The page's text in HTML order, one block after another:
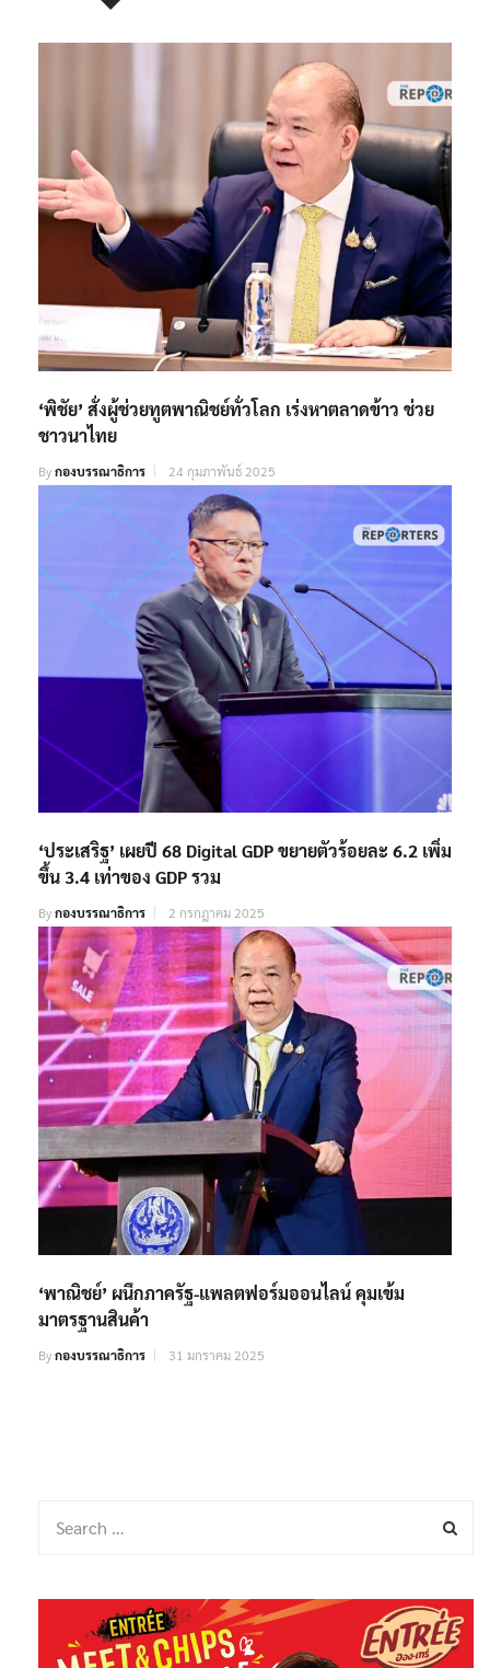
‘พิชัย’ สั่งผู้ช่วยทูตพาณิชย์ทั่วโลก เร่งหาตลาดข้าว ช่วย
ชาวนาไทย
Byกองบรรณาธิการ 24 กุมภาพันธ์ 2025
‘ประเสริฐ’ เผยปี 68 Digital GDP ขยายตัวร้อยละ 6.2 เพิ่ม
ขึ้น 3.4 เท่าของ GDP รวม
Byกองบรรณาธิการ 2 กรกฎาคม 2025
‘พาณิชย์’ ผนึกภาครัฐ-แพลตฟอร์มออนไลน์​ คุมเข้ม
มาตรฐานสินค้า
Byกองบรรณาธิการ 31 มกราคม 2025